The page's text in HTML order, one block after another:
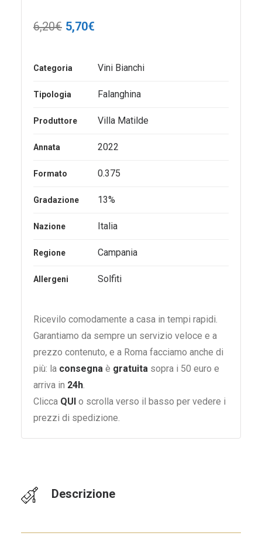
6,20€ Il
era:
6,20€.
5,70€
è:
5,70€.
Categoria Vini Bianchi
Tipologia Falanghina
Produttore Villa Matilde
Annata 2022
Formato 0.375
Gradazione 13%
Nazione Italia
Regione Campania
Allergeni Solfiti
Ricevilo comodamente a casa in tempi rapidi.
Garantiamo da sempre un servizio veloce e a
prezzo contenuto, e a Roma facciamo anche di
più: la consegna è gratuita sopra i 50 euro e
arriva in 24h.
Clicca QUI o scrolla verso il basso per vedere i
prezzi di spedizione.
Descrizione